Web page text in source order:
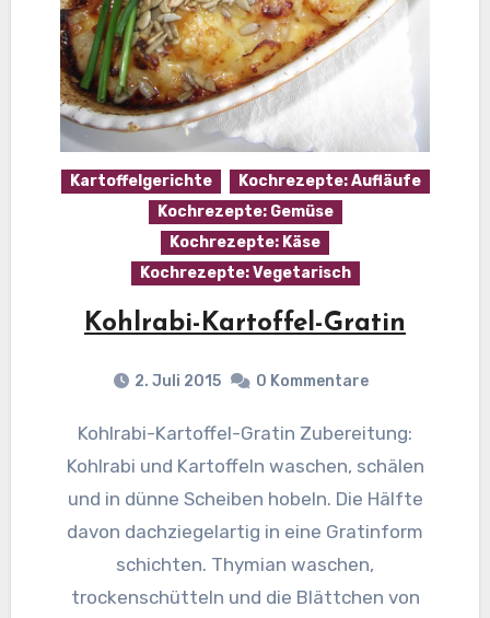
Kartoffelgerichte
Kochrezepte: Aufläufe
Kochrezepte: Gemüse
Kochrezepte: Käse
Kochrezepte: Vegetarisch
Kohlrabi-Kartoffel-Gratin
2. Juli 2015 0 Kommentare
Kohlrabi-Kartoffel-Gratin Zubereitung:
Kohlrabi und Kartoffeln waschen, schälen
und in dünne Scheiben hobeln. Die Hälfte
davon dachziegelartig in eine Gratinform
schichten. Thymian waschen,
trockenschütteln und die Blättchen von